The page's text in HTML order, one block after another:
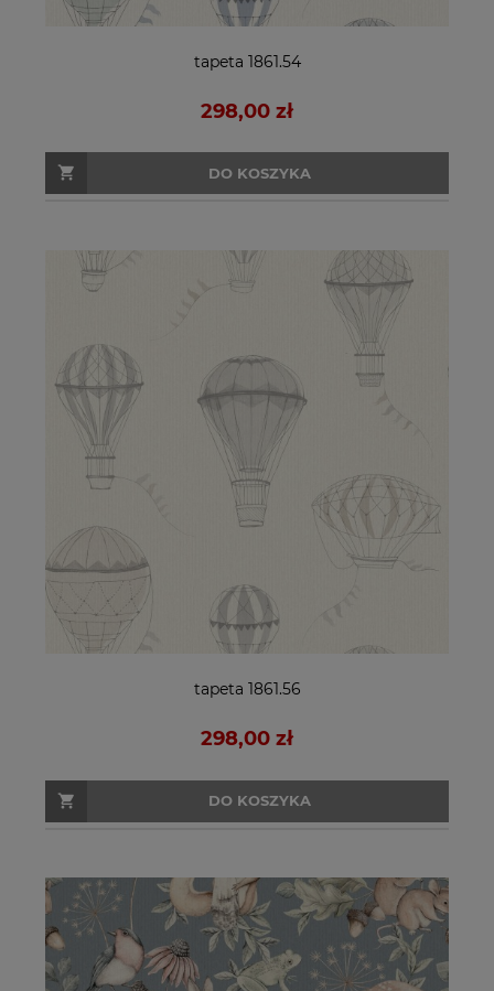
tapeta 1861.54
298,00 zł
DO KOSZYKA
tapeta 1861.56
298,00 zł
DO KOSZYKA